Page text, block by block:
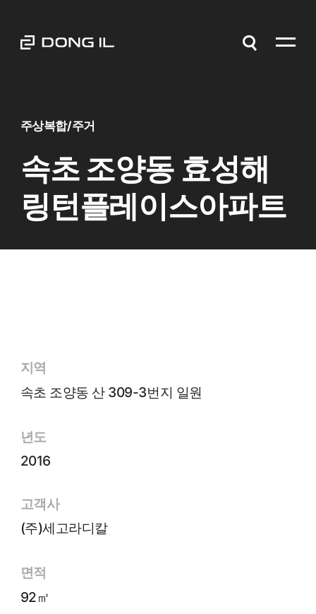
주상복합/주거
속초 조양동 효성해
링턴플레이스아파트
지역
속초 조양동 산 309-3번지 일원
년도
2016
고객사
(주)세고라디칼
면적
92㎡